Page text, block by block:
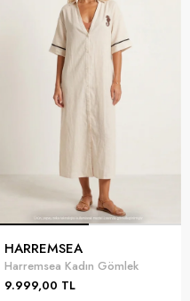
HARREMSEA
Harremsea Kadın Gömlek
9.999,00 TL